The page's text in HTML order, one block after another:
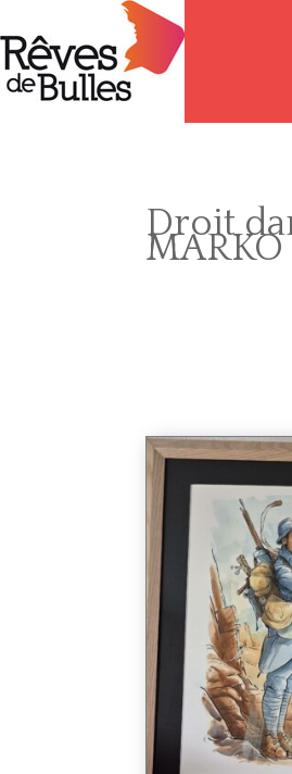
Droit
MARKO